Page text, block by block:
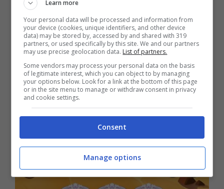
Learn more
Your personal data will be processed and information from
your device (cookies, unique identifiers, and other device
data) may be stored by, accessed by and shared with 319
partners, or used specifically by this site. We and our partners
may use precise geolocation data. List of partners.
Some vendors may process your personal data on the basis
of legitimate interest, which you can object to by managing
your options below. Look for a link at the bottom of this page
or in the site menu to manage or withdraw consent in privacy
and cookie settings.
Consent
Manage options